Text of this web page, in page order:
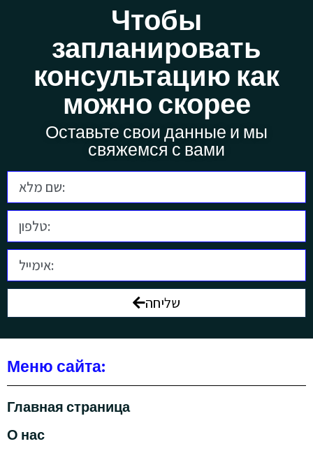
Чтобы
запланировать
консультацию как
можно скорее
Оставьте свои данные и мы
свяжемся с вами
שליחה
Меню сайта:
Главная страница
О нас